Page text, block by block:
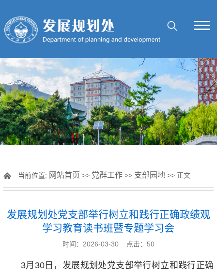
当前位置: 网站首页 >> 党群工作>> 支部园地>> 正文
发展规划处党支部举行树立和践行正确政绩观
学习教育读书班暨专题学习会
时间：2026-03-30 点击： 50
3月30日，发展规划处党支部举行树立和践行正确